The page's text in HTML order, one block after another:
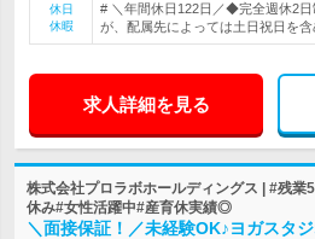
休日
休暇
# ＼年間休日122日／◆完全週休2
が、配属先によっては土日祝日を含
求人詳細を見る
株式会社プロラボホールディングス | #残業
休み#女性活躍中#産育休実績◎
＼面接保証！／未経験OK♪ヨガスタ